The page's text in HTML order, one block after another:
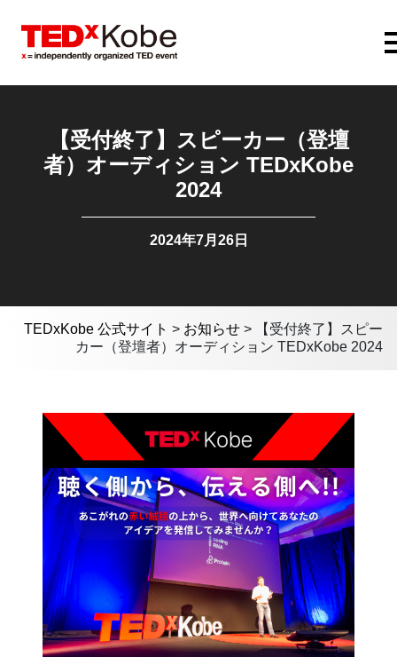
【受付終了】スピーカー（登壇
者）オーディション TEDxKobe
2024
2024年7月26日
TEDxKobe 公式サイト > お知らせ >
【受付終了】スピー
カー（登壇者）オーディション TEDxKobe 2024